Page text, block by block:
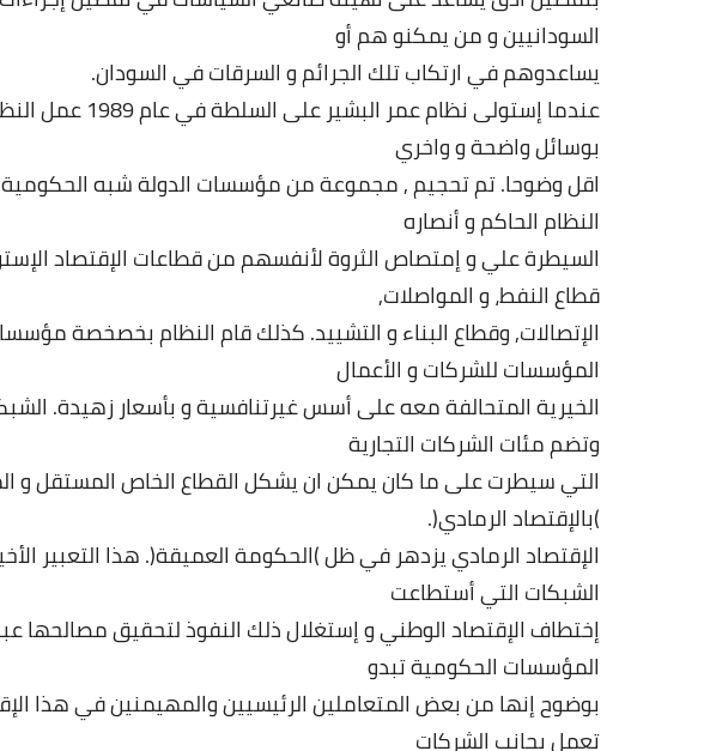
السودانيينومنيمكنوهمأو
يساعدوهمفيارتكابتلك الجرائموالسرقاتفيالسودان.
عندماإستولىنظامعمر البشير علىالسلطةفيعام عمل
بوسائلواضحةوواخري
اقلوضوحا.تمتحجيم,مجموعةمنمؤسسات الدولةشبهالحكومية
النظامالحاكموأنصاره
السيطرةعليوإمتصاصالثروةلأنفسهممنقطاعات الإقتصاد
قطاعالنفط،والمواصلات,
الإتصالات,وقطاعالبناءوالتشييد.كذلكقامالنظامبخصخصة
المؤسساتللشركاتوالأعمال
الخيريةالمتحالفةمعهعلىأسسغيرتنافسيةوبأسعار زهيدة.
وتضممئات الشركات التجارية
التيسيطرتعلىماكانيمكنانيشكلالقطاعالخاصالمستقلو
)بالإقتصادالرمادي(.
الإقتصادالرمادييزدهر فيظل)الحكومةالعميقة(.هذا التعبير
الشبكات التيأستطاعت
إختطافالإقتصادالوطنيوإستغلالذلك النفوذلتحقيقمصالحها
المؤسسات الحكوميةتبدو
بوضوحإنهامنبعضالمتعاملينالرئيسيينوالمهيمنينفيهذا
تعملبجانب الشركات